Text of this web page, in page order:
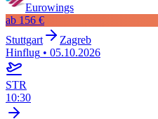
Eurowings
ab 156 €
Stuttgart
Zagreb
Hinflug • 05.10.2026
STR
10:30